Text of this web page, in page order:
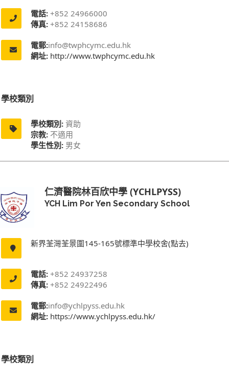
電話: +852 24966000
傳真: +852 24158686
電郵:info@twphcymc.edu.hk
網址: http://www.twphcymc.edu.hk
學校類別
學校類別: 資助
宗教: 不適用
學生性別: 男女
仁濟醫院林百欣中學 (YCHLPYSS)
YCH Lim Por Yen Secondary School
新界荃灣荃景圍145-165號標準中學校舍(點去)
電話: +852 24937258
傳真: +852 24922496
電郵:info@ychlpyss.edu.hk
網址: https://www.ychlpyss.edu.hk/
學校類別